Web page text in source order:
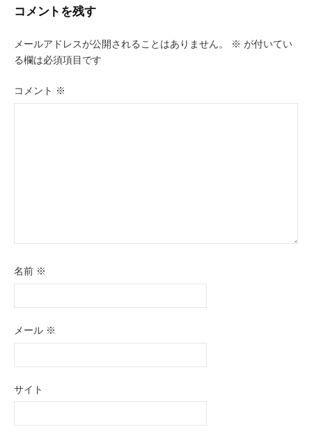
ビ
ゲ
ー
シ
コメントを残す
メールアドレスが公開されることはありません。 ※ が付いてい
る欄は必須項目です
コメント ※
名前 ※
メール ※
サイト